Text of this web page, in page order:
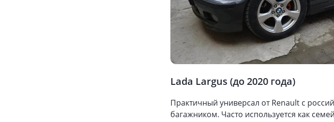
Lada Largus (до 2020 года)
Практичный универсал от Renault с
багажником. Часто используется как